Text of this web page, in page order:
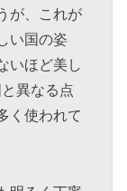
が、これが
い国の姿
いほど美し
異なる点
く使われて